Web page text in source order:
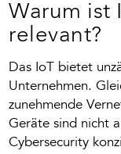
Warum ist
relevant?
Das IoT bietet
Unternehmen.
zunehmende
Geräte sind nicht
Cybersecurity